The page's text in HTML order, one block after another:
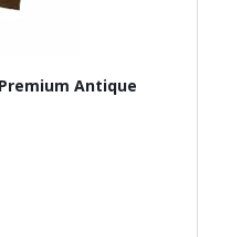
Antique